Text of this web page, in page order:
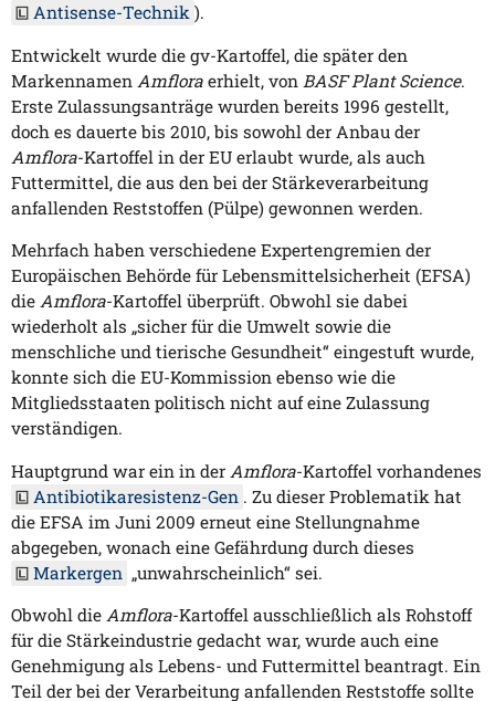
Antisense-Technik ).
Entwickelt wurde die gv-Kartoffel, die später den
Markennamen Amflora erhielt, von BASF Plant Science.
Erste Zulassungsanträge wurden bereits 1996 gestellt,
doch es dauerte bis 2010, bis sowohl der Anbau der
Amflora-Kartoffel in der EU erlaubt wurde, als auch
Futtermittel, die aus den bei der Stärkeverarbeitung
anfallenden Reststoffen (Pülpe) gewonnen werden.
Mehrfach haben verschiedene Expertengremien der
Europäischen Behörde für Lebensmittelsicherheit (EFSA)
die Amflora-Kartoffel überprüft. Obwohl sie dabei
wiederholt als „sicher für die Umwelt sowie die
menschliche und tierische Gesundheit“ eingestuft wurde,
konnte sich die EU-Kommission ebenso wie die
Mitgliedsstaaten politisch nicht auf eine Zulassung
verständigen.
Hauptgrund war ein in der Amflora-Kartoffel vorhandenes
Antibiotikaresistenz-Gen . Zu dieser Problematik hat
die EFSA im Juni 2009 erneut eine Stellungnahme
abgegeben, wonach eine Gefährdung durch dieses
Markergen „unwahrscheinlich“ sei.
Obwohl die Amflora-Kartoffel ausschließlich als Rohstoff
für die Stärkeindustrie gedacht war, wurde auch eine
Genehmigung als Lebens- und Futtermittel beantragt. Ein
Teil der bei der Verarbeitung anfallenden Reststoffe sollte